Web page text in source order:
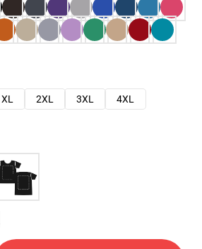
XL 2XL 3XL
4XL